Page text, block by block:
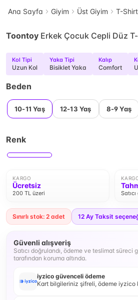
Ana Sayfa Giyim Üst Giyim T-Shirt
Toontoy Erkek Çocuk Cepli Düz
Kol Tipi
Uzun Kol
Yaka Tipi
Bisiklet Yaka
Kalıp
Comfort
Beden
10-11 Yaş 12-13 Yaş 8-9 Yaş
Renk
KARGO
Ücretsiz
200 TL üzeri
Sınırlı stok: 2 adet 12 Ay Taksit
Güvenli alışveriş
Satıcı doğrulandı, ödeme ve teslimat süreci
tarafından koruma altında.
iyzico güvenceli ödeme
Kart bilgileriniz şifreli, ödeme iyzico